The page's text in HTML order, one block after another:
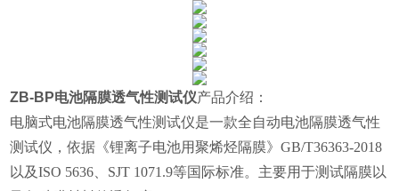
ZB-BP电池隔膜透气性测试仪产品介绍：
电脑式电池隔膜透气性测试仪是一款全自动电池隔膜透气性
测试仪，依据《锂离子电池用聚烯烃隔膜》GB/T36363-2018
以及ISO 5636、SJT 1071.9等国际标准。 主要用于测试隔膜以